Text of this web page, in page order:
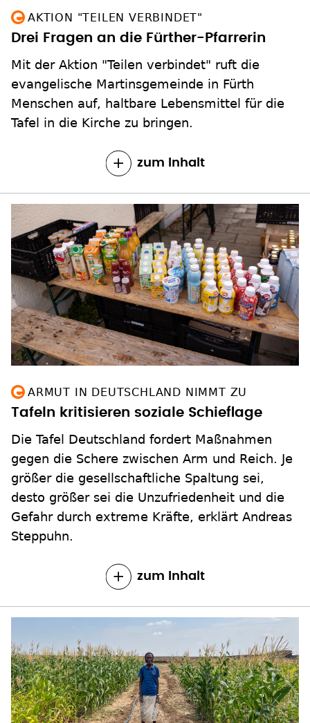
AKTION "TEILEN VERBINDET"
Drei Fragen an die Fürther-Pfarrerin
Mit der Aktion "Teilen verbindet" ruft die
evangelische Martinsgemeinde in Fürth
Menschen auf, haltbare Lebensmittel für die
Tafel in die Kirche zu bringen.
zum Inhalt
ARMUT IN DEUTSCHLAND NIMMT ZU
Tafeln kritisieren soziale Schieflage
Die Tafel Deutschland fordert Maßnahmen
gegen die Schere zwischen Arm und Reich. Je
größer die gesellschaftliche Spaltung sei,
desto größer sei die Unzufriedenheit und die
Gefahr durch extreme Kräfte, erklärt Andreas
Steppuhn.
zum Inhalt